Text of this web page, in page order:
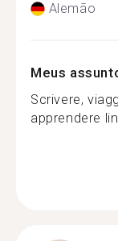
Alemão
Meus
Scrivere,
apprendere